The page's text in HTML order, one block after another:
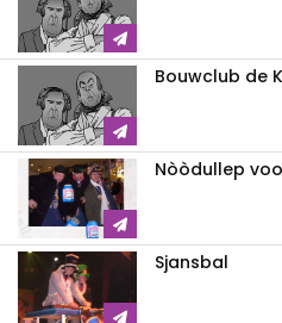
Bouwclub de
Nòòdullep
Sjansbal